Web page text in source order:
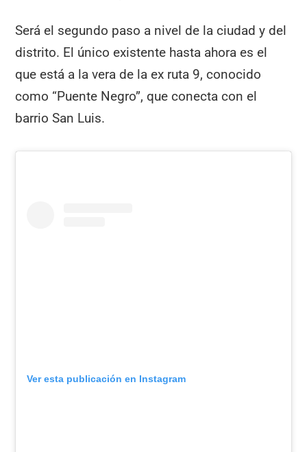
Será el segundo paso a nivel de la ciudad y del
distrito. El único existente hasta ahora es el
que está a la vera de la ex ruta 9, conocido
como “Puente Negro”, que conecta con el
barrio San Luis.
Ver esta publicación en Instagram